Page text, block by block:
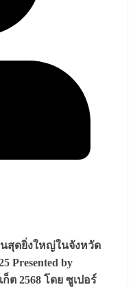
สุดยิ่งใหญ่ในจังหวัด
Presented by
ต 2568 โดย ซูเปอร์